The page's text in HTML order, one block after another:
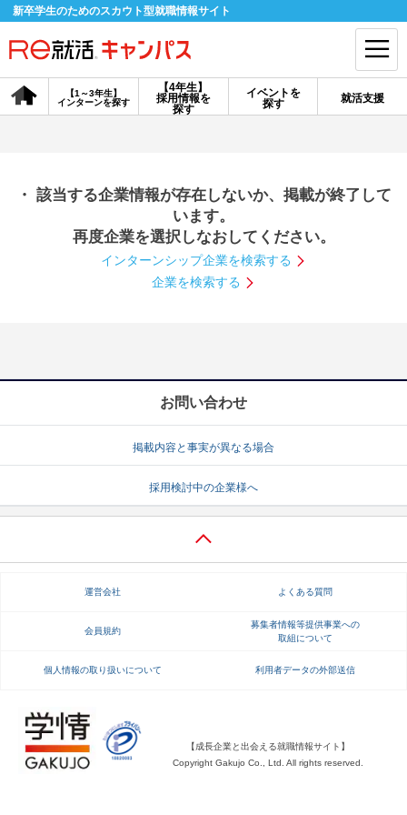
新卒学生のためのスカウト型就職情報サイト
【4年生】
採用情報を
探す
【1～3年生】
インターンを探す
イベントを
探す
就活支援
会員登録 ログイン
探す
【4年生】
説明会を探す
インターンを探す
就活ノウハウ・サポート
就活支援
就活ノウハウが満載！ お役立ち記事・相談室など
適職診断 就活チャンネル
・ 該当する企業情報が存在しないか、掲載が終了して
います。
再度企業を選択しなおしてください。
インターンシップ企業を検索する
企業を検索する
お問い合わせ
掲載内容と事実が異なる場合
採用検討中の企業様へ
運営会社 よくある質問
会員規約
募集者情報等提供事業への
取組について
個人情報の取り扱いについて 利用者データの外部送信
【成長企業と出会える就職情報サイト】
Copyright Gakujo Co., Ltd. All rights reserved.